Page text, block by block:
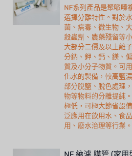
NF系列產品是聚哌嗪
選擇分離特性。對於
菌、病毒、微生物、
殺蟲劑、農藥殘留等
大部分二價及以上離
分鈉、鉀、鈣、鎂、
質及小分子物質。可
化水的製備，較高鹽
部分脫鹽、脫色處理
物等物料的分離提純
極低，可極大節省設
泛應用在飲用水、食
用、廢水治理等行業。